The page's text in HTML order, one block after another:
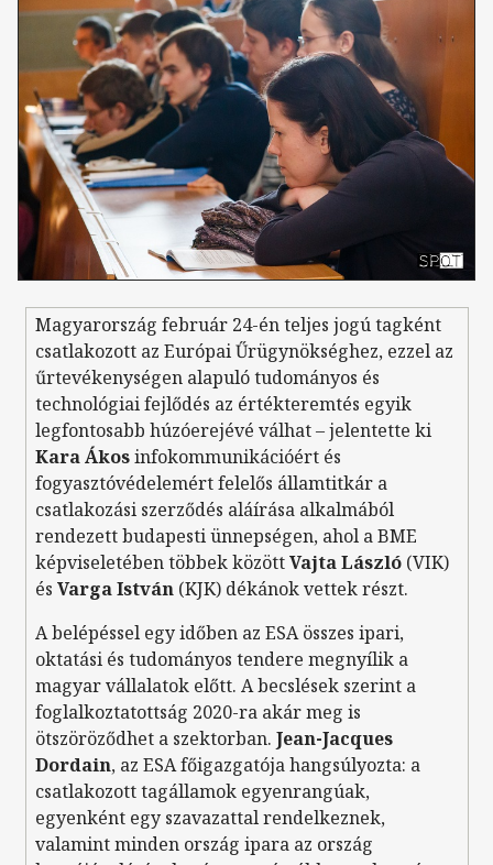
Magyarország február 24-én teljes jogú tagként
csatlakozott az Európai Űrügynökséghez, ezzel az
űrtevékenységen alapuló tudományos és
technológiai fejlődés az értékteremtés egyik
legfontosabb húzóerejévé válhat – jelentette ki
Kara Ákosinfokommunikációért és
fogyasztóvédelemért felelős államtitkár a
csatlakozási szerződés aláírása alkalmából
rendezett budapesti ünnepségen, ahol a BME
képviseletében többek közöttVajta László(VIK)
és Varga István(KJK) dékánok vettek részt.
A belépéssel egy időben az ESA összes ipari,
oktatási és tudományos tendere megnyílik a
magyar vállalatok előtt. A becslések szerint a
foglalkoztatottság 2020-ra akár meg is
ötszöröződhet a szektorban. Jean-Jacques
Dordain, az ESA főigazgatója hangsúlyozta: a
csatlakozott tagállamok egyenrangúak,
egyenként egy szavazattal rendelkeznek,
valamint minden ország ipara az ország